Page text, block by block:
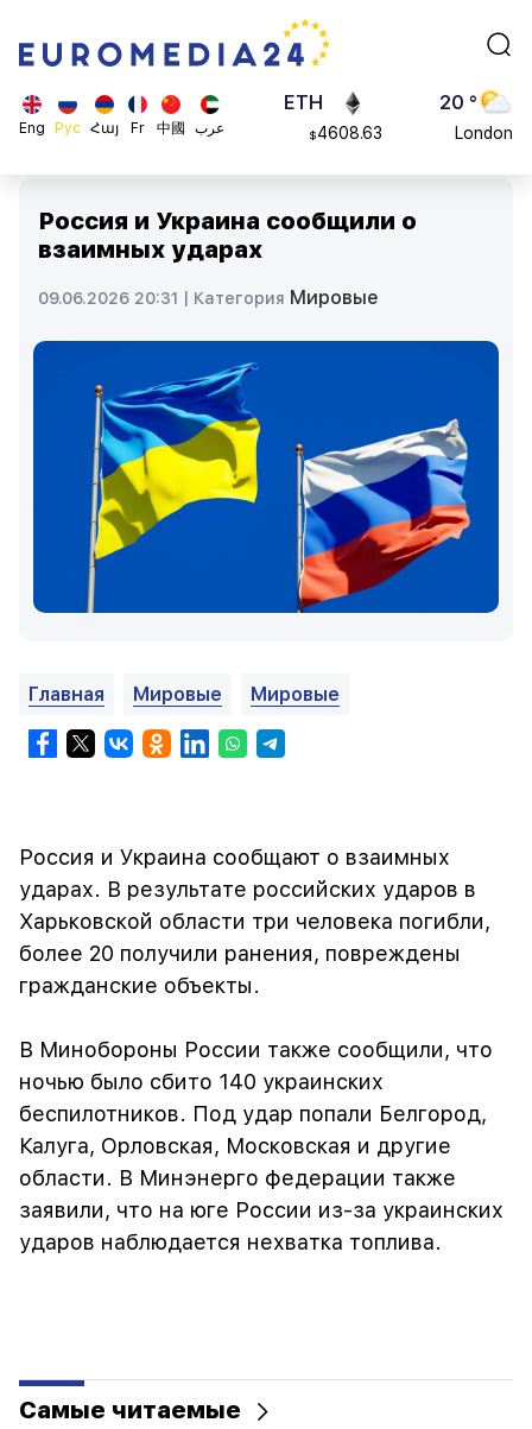
Eng Рус Հայ Fr 中國 عرب
ADA
0.868816
ETH
$4608.63
20 °
London
23 °
Россия и Украина сообщили о
взаимных ударах
09.06.2026 20:31 | Категория Мировые
Главная Мировые Мировые
Россия и Украина сообщают о взаимных
ударах. В результате российских ударов в
Харьковской области три человека погибли,
более 20 получили ранения, повреждены
гражданские объекты.
В Минобороны России также сообщили, что
ночью было сбито 140 украинских
беспилотников. Под удар попали Белгород,
Калуга, Орловская, Московская и другие
области. В Минэнерго федерации также
заявили, что на юге России из-за украинских
ударов наблюдается нехватка топлива.
Самые читаемые